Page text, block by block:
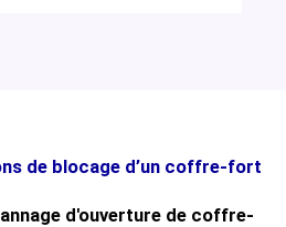
de blocage d’un coffre-fort
d'ouverture de coffre-